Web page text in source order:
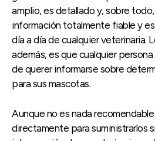
amplio, es detallado y, sobre
información totalmente fiable y
día a día de cualquier veterinaria.
además, es que cualquier
de querer informarse sobre
para sus mascotas.
Aunque no es nada
directamente para suministrarlos